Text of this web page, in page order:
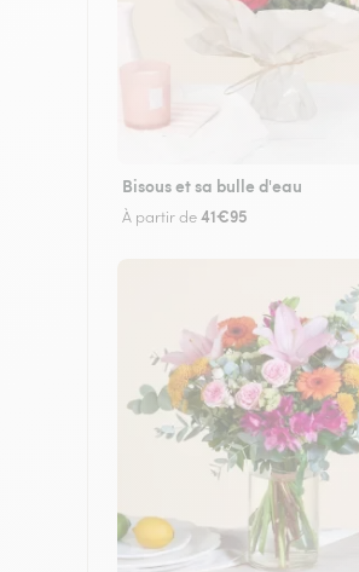
Bisous et sa bulle d'eau
À partir de41€95